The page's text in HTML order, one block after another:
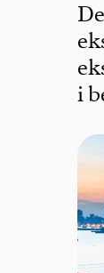
i